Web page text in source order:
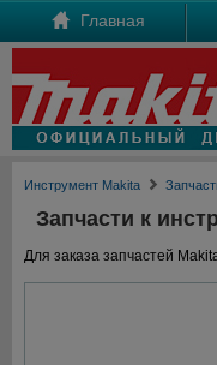
Главная
Инструмент Makita
Запчасти к
Для заказа запчастей